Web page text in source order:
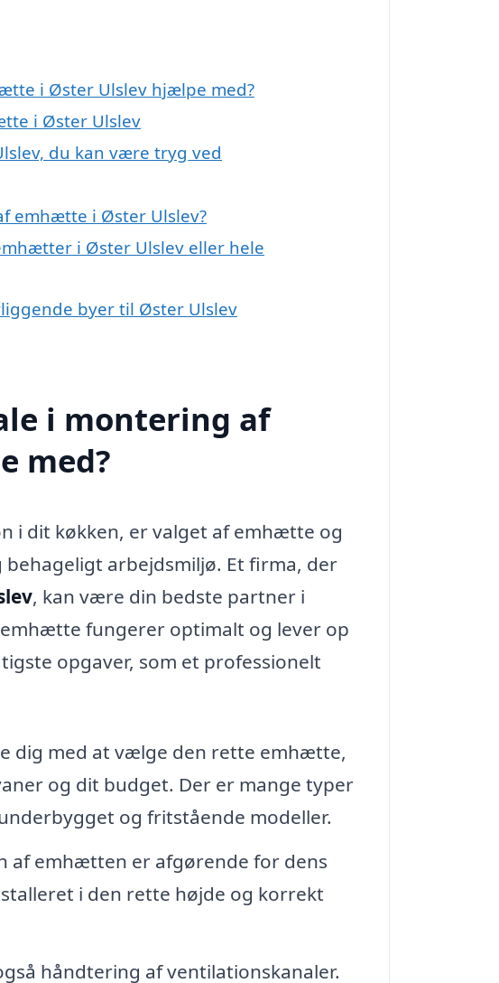
i Øster Ulslev hjælpe med?
i Øster Ulslev
du kan være tryg ved
emhætte i Øster Ulslev?
i Øster Ulslev eller hele
byer til Øster Ulslev
i montering af
med?
i dit køkken, er valget af emhætte og
arbejdsmiljø. Et firma, der
, kan være din bedste partner i
fungerer optimalt og lever op
opgaver, som et professionelt
dig med at vælge den rette emhætte,
og dit budget. Der er mange typer
og fritstående modeller.
af emhætten er afgørende for dens
i den rette højde og korrekt
håndtering af ventilationskanaler.